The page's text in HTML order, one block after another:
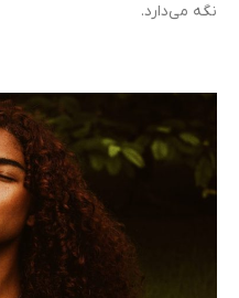
نگه می‌دارد.